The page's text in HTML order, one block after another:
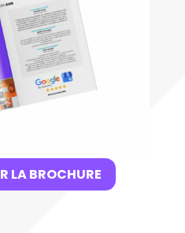
LA BROCHURE